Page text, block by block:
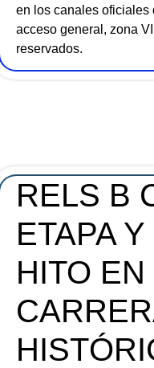
en los canales oficiales
acceso general, zona
reservados.
RELS B
ETAPA
HITO EN